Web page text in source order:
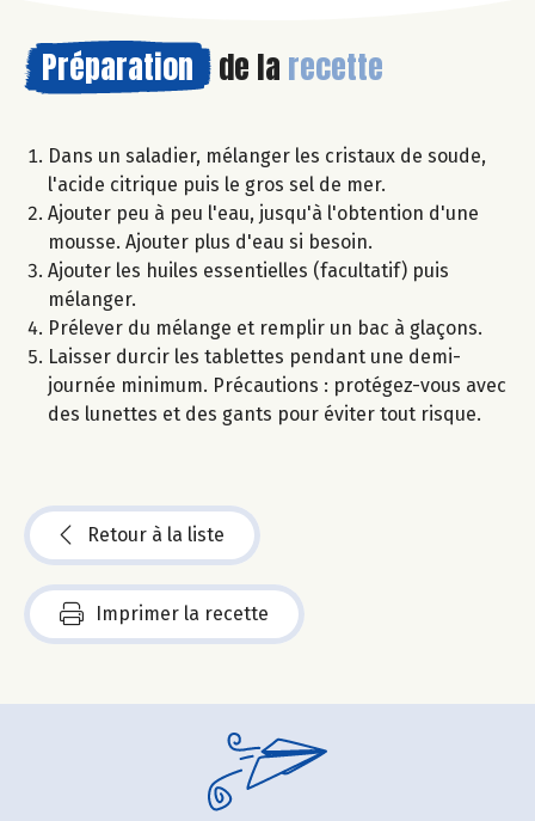
Préparation de la recette
Dans un saladier, mélanger les cristaux de soude,
l'acide citrique puis le gros sel de mer.
Ajouter peu à peu l'eau, jusqu'à l'obtention d'une
mousse. Ajouter plus d'eau si besoin.
Ajouter les huiles essentielles (facultatif) puis
mélanger.
Prélever du mélange et remplir un bac à glaçons.
Laisser durcir les tablettes pendant une demi-
journée minimum. Précautions : protégez-vous avec
des lunettes et des gants pour éviter tout risque.
Retour à la liste
Imprimer la recette